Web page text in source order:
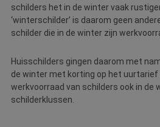
schilders het in de winter vaak
‘winterschilder’ is daarom geen
schilder die in de winter zijn
Huisschilders gingen daarom met
de winter met korting op het uurtarief
werkvoorraad van schilders ook in de
schilderklussen.